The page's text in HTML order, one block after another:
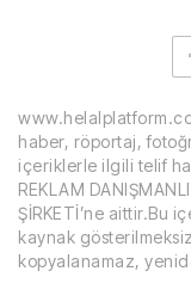
haber, röportaj,
içeriklerle ilgili telif
REKLAM
ŞİRKETİ’ne aittir.Bu
kaynak
kopyalanamaz,